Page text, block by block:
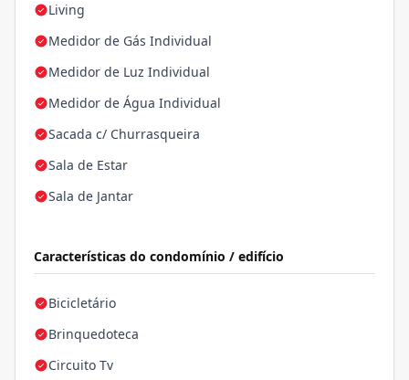
Living
Medidor de Gás Individual
Medidor de Luz Individual
Medidor de Água Individual
Sacada c/ Churrasqueira
Sala de Estar
Sala de Jantar
Características do condomínio / edifício
Bicicletário
Brinquedoteca
Circuito Tv